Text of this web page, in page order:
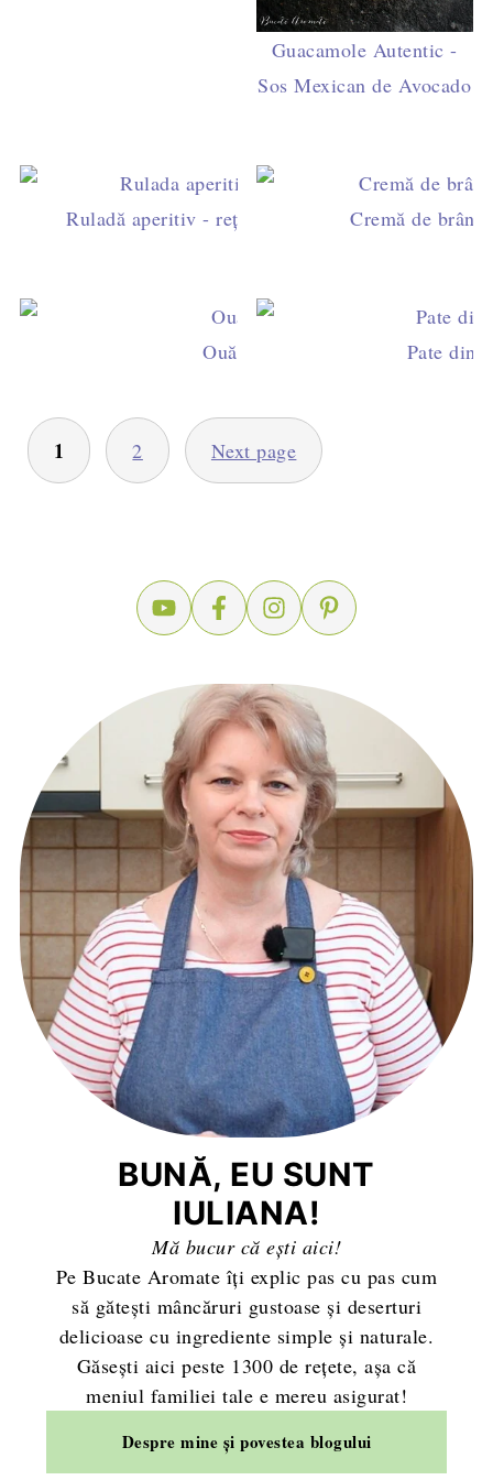
Guacamole Autentic -
Sos Mexican de Avocado
Ruladă aperitiv - rețeta pas cu pas de ruladă
Cremă de
Ouă de prepeliţă marinatePate din
PAGINAȚIE
ARTICOLE
1 2 Next page
BUNĂ, EU SUNT
IULIANA!
Mă bucur că ești aici!
Pe Bucate Aromate îți explic pas cu pas cum
să gătești mâncăruri gustoase și deserturi
delicioase cu ingrediente simple și naturale.
Găsești aici peste 1300 de rețete, așa că
meniul familiei tale e mereu asigurat!
Despre mine și povestea blogului